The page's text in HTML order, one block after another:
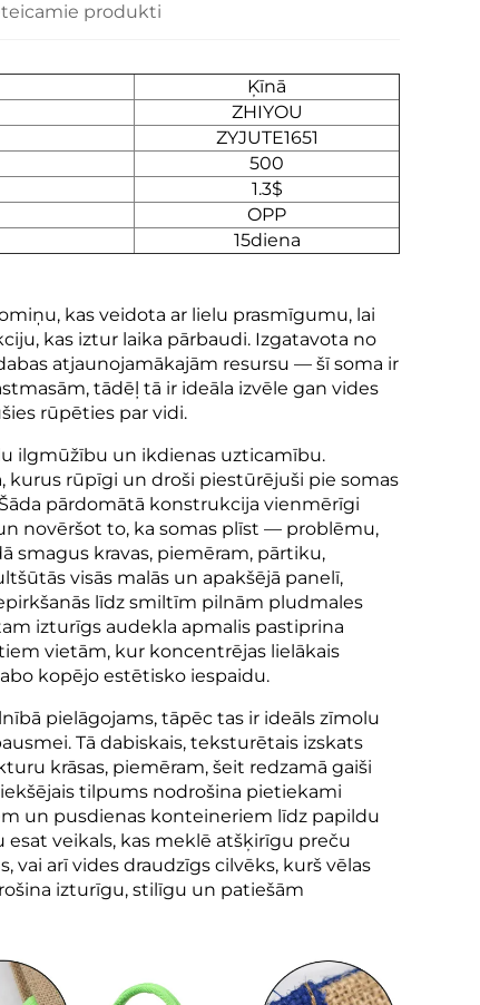
produkti
Ķīnā
ZHIYOU
ZYJUTE1651
500
1.3$
OPP
15diena
kas veidota ar lielu prasmīgumu, lai
kas iztur laika pārbaudi. Izgatavota no
atjaunojamākajām resursu — šī soma ir
tādēļ tā ir ideāla izvēle gan vides
rūpēties par vidi.
ilgmūžību un ikdienas uzticamību.
kurus rūpīgi un droši piestūrējuši pie somas
pārdomātā konstrukcija vienmērīgi
novēršot to, ka somas plīst — problēmu,
smagus kravas, piemēram, pārtiku,
visās malās un apakšējā panelī,
līdz smiltīm pilnām pludmales
izturīgs audekla apmalis pastiprina
vietām, kur koncentrējas lielākais
kopējo estētisko iespaidu.
pielāgojams, tāpēc tas ir ideāls zīmolu
Tā dabiskais, teksturētais izskats
krāsas, piemēram, šeit redzamā gaiši
tilpums nodrošina pietiekami
un pusdienas konteineriem līdz papildu
veikals, kas meklē atšķirīgu preču
arī vides draudzīgs cilvēks, kurš vēlas
izturīgu, stilīgu un patiešām